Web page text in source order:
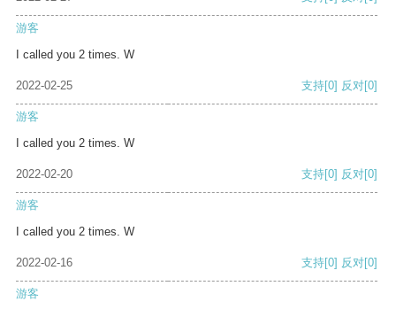
游客
I called you 2 times. W
2022-02-25 支持[0] 反对[0]
游客
I called you 2 times. W
2022-02-20 支持[0] 反对[0]
游客
I called you 2 times. W
2022-02-16 支持[0] 反对[0]
游客